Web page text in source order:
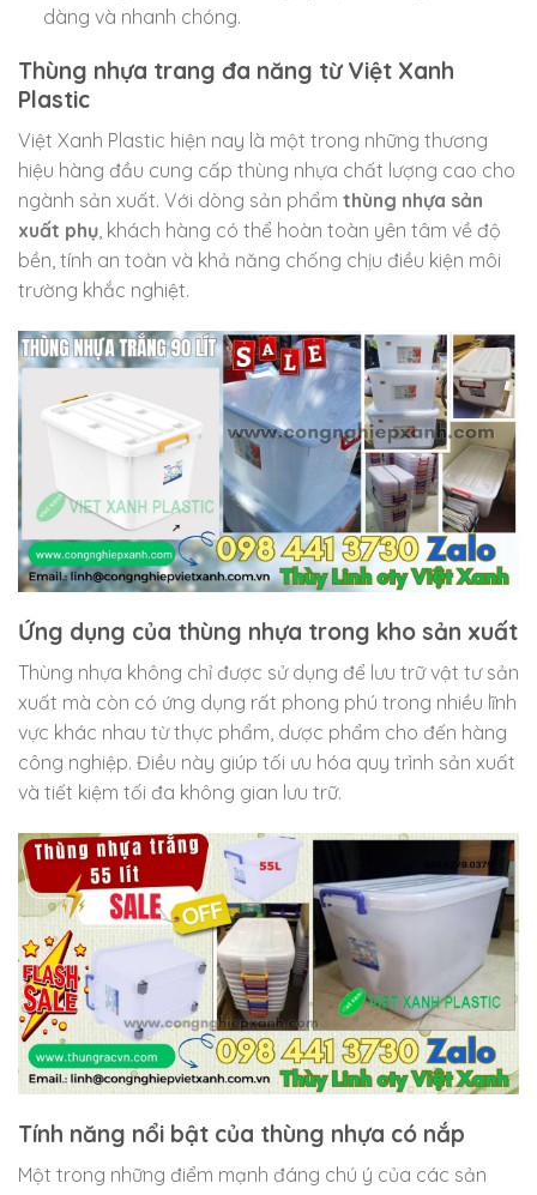
dàng và nhanh chóng.
Thùng nhựa trang đa năng từ Việt Xanh
Plastic
Việt Xanh Plastic hiện nay là một trong những thương
hiệu hàng đầu cung cấp thùng nhựa chất lượng cao cho
ngành sản xuất. Với dòng sản phẩm thùng nhựa sản
xuất phụ , khách hàng có thể hoàn toàn yên tâm về độ
bền, tính an toàn và khả năng chống chịu điều kiện môi
trường khắc nghiệt.
Ứng dụng của thùng nhựa trong kho sản xuất
Thùng nhựa không chỉ được sử dụng để lưu trữ vật tư sản
xuất mà còn có ứng dụng rất phong phú trong nhiều lĩnh
vực khác nhau từ thực phẩm, dược phẩm cho đến hàng
công nghiệp. Điều này giúp tối ưu hóa quy trình sản xuất
và tiết kiệm tối đa không gian lưu trữ.
Tính năng nổi bật của thùng nhựa có nắp
Một trong những điểm mạnh đáng chú ý của các sản